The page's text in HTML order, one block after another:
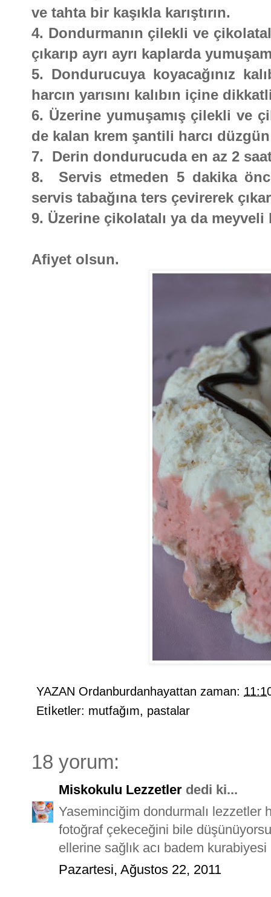
ve tahta bir kaşıkla karıştırın.
4. Dondurmanın çilekli ve
çıkarıp ayrı ayrı kaplarda
5. Dondurucuya koyacağınız
harcın yarısını kalıbın içine
6. Üzerine yumuşamış çilekli ve
de kalan krem şantili harcı
7. Derin dondurucuda en az 2
8. Servis etmeden 5 dakika
servis tabağına ters çevirerek
9. Üzerine çikolatalı ya da
Afiyet olsun.
YAZAN Ordanburdanhayattan zaman:
Etİketler: mutfağım, pastalar
18 yorum:
Miskokulu Lezzetler dedi ki...
Yaseminciğim dondurmalı lezzetler
fotoğraf çekeceğini bile
ellerine sağlık acı badem
Pazartesi, Ağustos 22, 2011